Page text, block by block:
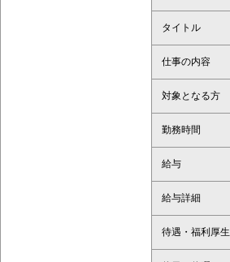
タイトル
仕事の内容
対象となる方
勤務時間
給与
給与詳細
待遇・福利厚生